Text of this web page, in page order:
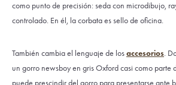
como punto de precisión: seda con microdibujo,
controlado. En él, la corbata es sello de oficina.
También cambia el lenguaje de losaccesorios.
un gorro newsboy en gris Oxford casi como parte
puede prescindir del gorro para presentarse ante